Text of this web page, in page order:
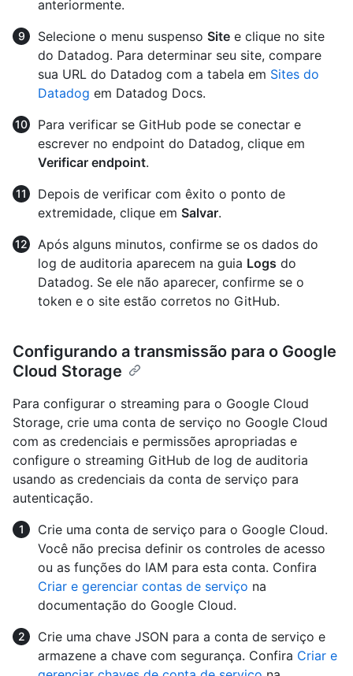
anteriormente.
Selecione o menu suspenso Site e clique no site
do Datadog. Para determinar seu site, compare
sua URL do Datadog com a tabela em Sites do
Datadog em Datadog Docs.
Para verificar se GitHub pode se conectar e
escrever no endpoint do Datadog, clique em
Verificar endpoint.
Depois de verificar com êxito o ponto de
extremidade, clique em Salvar.
Após alguns minutos, confirme se os dados do
log de auditoria aparecem na guia Logs do
Datadog. Se ele não aparecer, confirme se o
token e o site estão corretos no GitHub.
Configurando a transmissão para o Google
Cloud Storage
Para configurar o streaming para o Google Cloud
Storage, crie uma conta de serviço no Google Cloud
com as credenciais e permissões apropriadas e
configure o streaming GitHub de log de auditoria
usando as credenciais da conta de serviço para
autenticação.
Crie uma conta de serviço para o Google Cloud.
Você não precisa definir os controles de acesso
ou as funções do IAM para esta conta. Confira
Criar e gerenciar contas de serviço na
documentação do Google Cloud.
Crie uma chave JSON para a conta de serviço e
armazene a chave com segurança. Confira Criar e